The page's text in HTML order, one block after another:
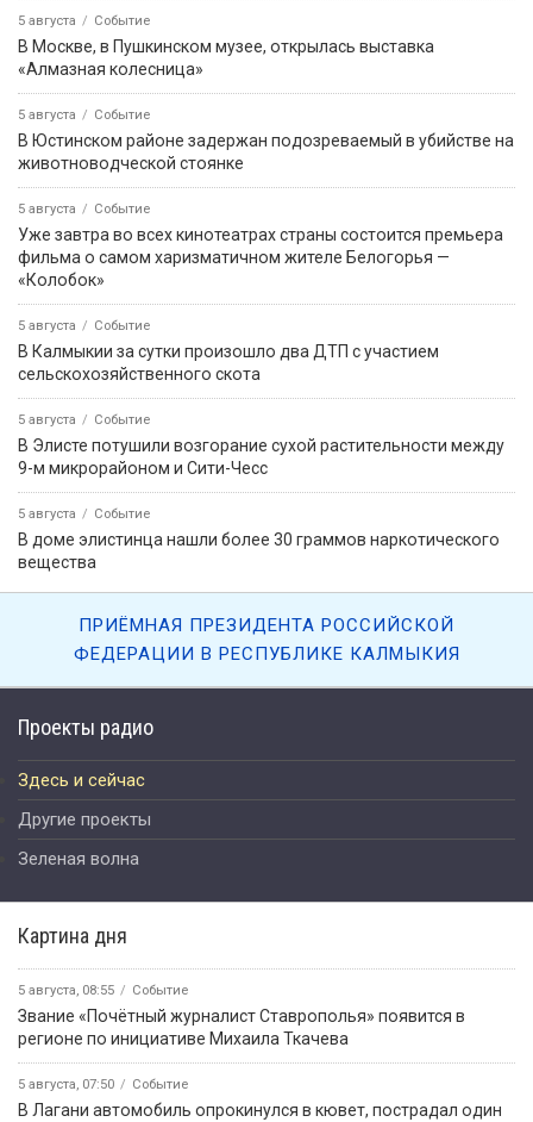
Проекты радио
Здесь и сейчас
Другие проекты
Зеленая волна
Картина дня
5 августа, 08:55 Событие
Звание «Почётный журналист Ставрополья» появится в
регионе по инициативе Михаила Ткачева
5 августа, 07:50 Событие
В Лагани автомобиль опрокинулся в кювет, пострадал один
5 августа Событие
В Москве, в Пушкинском музее, открылась выставка
«Алмазная колесница»
5 августа Событие
В Юстинском районе задержан подозреваемый в убийстве на
животноводческой стоянке
5 августа Событие
Уже завтра во всех кинотеатрах страны состоится премьера
фильма о самом харизматичном жителе Белогорья —
«Колобок»
5 августа Событие
В Калмыкии за сутки произошло два ДТП с участием
сельскохозяйственного скота
5 августа Событие
В Элисте потушили возгорание сухой растительности между
9-м микрорайоном и Сити-Чесс
5 августа Событие
В доме элистинца нашли более 30 граммов наркотического
вещества
ПРИЁМНАЯ ПРЕЗИДЕНТА РОССИЙСКОЙ
ФЕДЕРАЦИИ В РЕСПУБЛИКЕ КАЛМЫКИЯ